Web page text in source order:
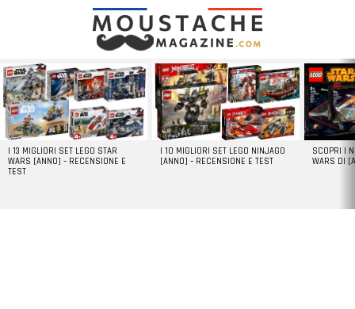
LATEST
STORIES
I 13 MIGLIORI SET LEGO STAR
WARS [ANNO] – RECENSIONE E
TEST
I 10 MIGLIORI SET LEGO NINJAGO
[ANNO] – RECENSIONE E TEST
SCOPRI I
WARS DI